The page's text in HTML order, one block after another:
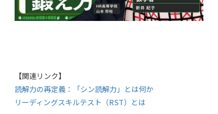
【関連リンク】
読解力の再定義：「シン読解力」とは何か
リーディングスキルテスト（RST）とは